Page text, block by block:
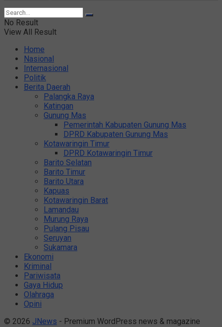
No Result
View All Result
Home
Nasional
Internasional
Politik
Berita Daerah
Palangka Raya
Katingan
Gunung Mas
Pemerintah Kabupaten Gunung Mas
DPRD Kabupaten Gunung Mas
Kotawaringin Timur
DPRD Kotawaringin Timur
Barito Selatan
Barito Timur
Barito Utara
Kapuas
Kotawaringin Barat
Lamandau
Murung Raya
Pulang Pisau
Seruyan
Sukamara
Ekonomi
Kriminal
Pariwisata
Gaya Hidup
Olahraga
Opini
© 2026 JNews - Premium WordPress news & magazine